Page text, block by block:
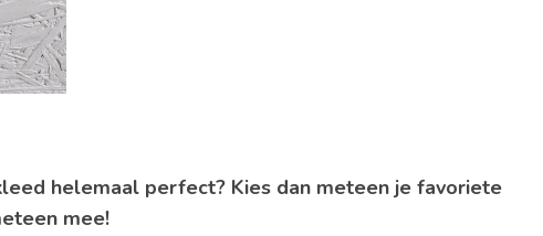
helemaal perfect? Kies dan meteen je favoriete
mee!